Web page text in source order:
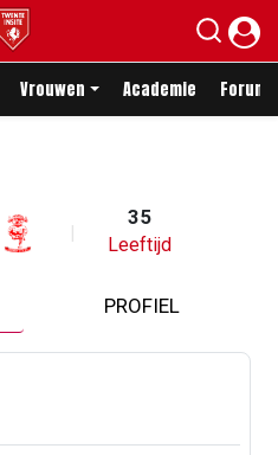
Vrouwen Academie Forum
35
Leeftijd
PROFIEL